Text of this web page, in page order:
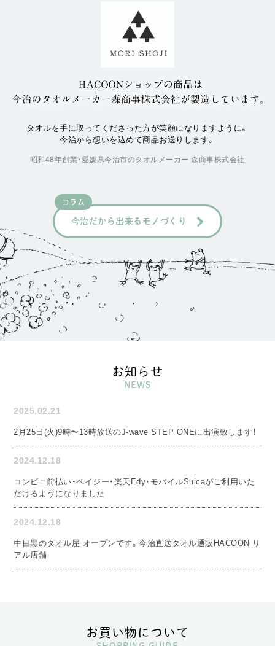
タオルを手に取ってくださった方が笑顔になりますように。
今治から想いを込めて商品お送りします。
昭和48年創業・愛媛県今治市のタオルメーカー 森商事株式会社
コラム
今治だから出来るモノづくり
お知らせ
NEWS
2025.02.21
2月25日(火)9時〜13時放送のJ-wave STEP ONEに出演致します！
2024.12.18
コンビニ前払い・ペイジー・楽天Edy・モバイルSuicaがご利用いた
だけるようになりました
2024.12.18
中目黒のタオル屋 オープンです。今治直送タオル通販HACOON リ
アル店舗
お買い物について